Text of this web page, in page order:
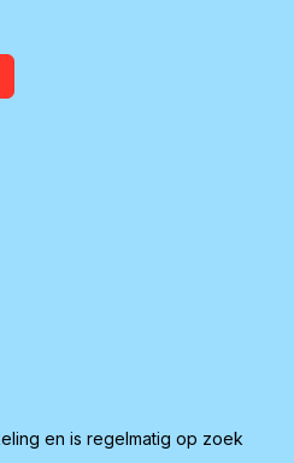
en is regelmatig op zoek